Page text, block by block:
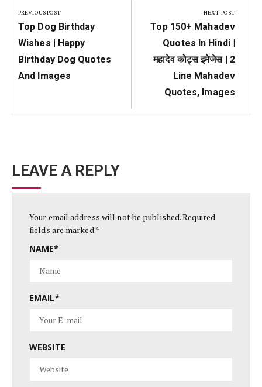
navigation
PREVIOUS POST
Previous
Post:
Top Dog Birthday
Wishes | Happy
Birthday Dog Quotes
And Images
NEXT POST
Next
Post:
Top 150+ Mahadev
Quotes In Hindi |
महादेव कोट्स इमेजेस | 2
Line Mahadev
Quotes, Images
LEAVE A REPLY
Your email address will not be published.Required
fields are marked *
NAME*
EMAIL*
WEBSITE